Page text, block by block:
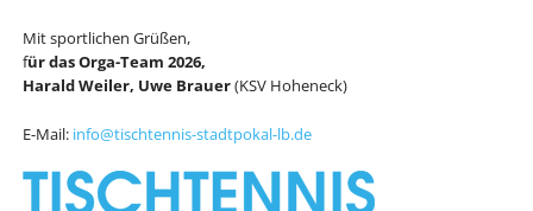
Mit sportlichen Grüßen,
für das Orga-Team 2026,
Harald Weiler, Uwe Brauer(KSV Hoheneck)
E-Mail: info@tischtennis-stadtpokal-lb.de